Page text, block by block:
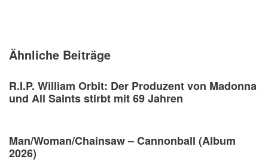
Ähnliche Beiträge
R.I.P. William Orbit: Der Produzent von Madonna
und All Saints stirbt mit 69 Jahren
Man/Woman/Chainsaw – Cannonball (Album
2026)